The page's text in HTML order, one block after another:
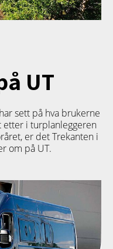
UT
sett på hva brukerne
i turplanleggeren
er det Trekanten i
om på UT.